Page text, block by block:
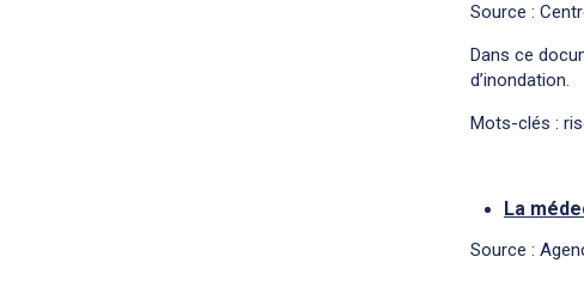
Source :
Dans ce
d’inondation.
Mots-clés :
La
Source :